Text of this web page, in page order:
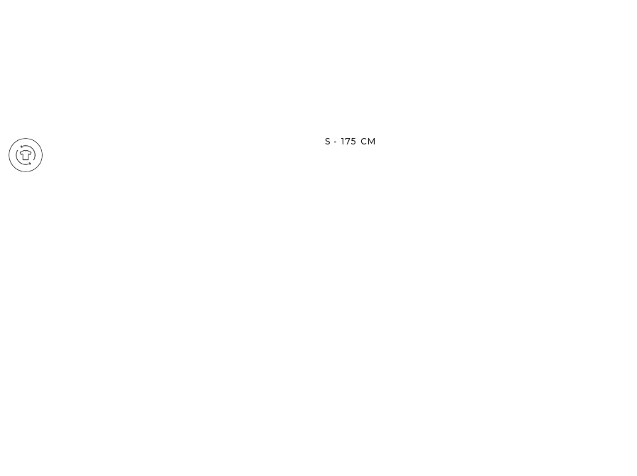
S - 175 CM